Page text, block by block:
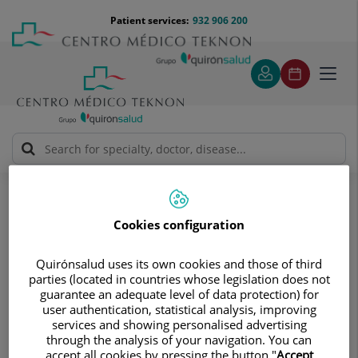
content
Menú
teléfono
cabecera
932 906 200
Patient services:
Bloodless Medicine and Surgery Week
Semana sin sangre 2014
Semana sin sangre 2014
Blood Management: con sangre
propia, mejores resultados para el
paciente
Cookies configuration
Quirónsalud uses its own cookies and those of third
parties (located in countries whose legislation does not
guarantee an adequate level of data protection) for
user authentication, statistical analysis, improving
services and showing personalised advertising
through the analysis of your navigation. You can